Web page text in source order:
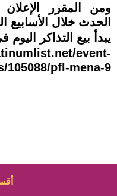
ومن المقرر
الحدث خلال الأسابيع
يبدأ بيع التذاكر اليوم في
event-
105088/pfl-mena-9